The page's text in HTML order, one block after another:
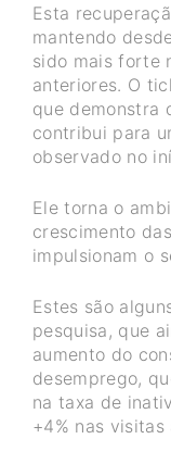
Esta
mantendo
sido mais forte
anteriores. O
que demonstra
contribui para
observado no
Ele torna o
crescimento
impulsionam o
Estes são
pesquisa, que
aumento do
desemprego,
na taxa de
+4% nas